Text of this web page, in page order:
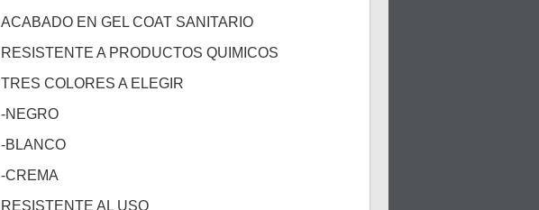
ACABADO EN GEL COAT SANITARIO
RESISTENTE A PRODUCTOS QUIMICOS
TRES COLORES A ELEGIR
-NEGRO
-BLANCO
-CREMA
RESISTENTE AL USO